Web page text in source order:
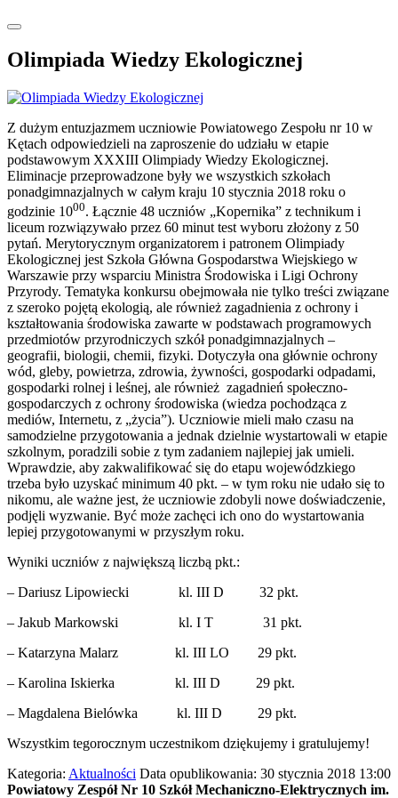
Olimpiada Wiedzy Ekologicznej
Z dużym entuzjazmem uczniowie Powiatowego Zespołu nr 10 w
Kętach odpowiedzieli na zaproszenie do udziału w etapie
podstawowym XXXIII Olimpiady Wiedzy Ekologicznej.
Eliminacje przeprowadzone były we wszystkich szkołach
ponadgimnazjalnych w całym kraju 10 stycznia 2018 roku o
godzinie 1000. Łącznie 48 uczniów „Kopernika” z technikum i
liceum rozwiązywało przez 60 minut test wyboru złożony z 50
pytań. Merytorycznym organizatorem i patronem Olimpiady
Ekologicznej jest Szkoła Główna Gospodarstwa Wiejskiego w
Warszawie przy wsparciu Ministra Środowiska i Ligi Ochrony
Przyrody. Tematyka konkursu obejmowała nie tylko treści związane
z szeroko pojętą ekologią, ale również zagadnienia z ochrony i
kształtowania środowiska zawarte w podstawach programowych
przedmiotów przyrodniczych szkół ponadgimnazjalnych –
geografii, biologii, chemii, fizyki. Dotyczyła ona głównie ochrony
wód, gleby, powietrza, zdrowia, żywności, gospodarki odpadami,
gospodarki rolnej i leśnej, ale również zagadnień społeczno-
gospodarczych z ochrony środowiska (wiedza pochodząca z
mediów, Internetu, z „życia”). Uczniowie mieli mało czasu na
samodzielne przygotowania a jednak dzielnie wystartowali w etapie
szkolnym, poradzili sobie z tym zadaniem najlepiej jak umieli.
Wprawdzie, aby zakwalifikować się do etapu wojewódzkiego
trzeba było uzyskać minimum 40 pkt. – w tym roku nie udało się to
nikomu, ale ważne jest, że uczniowie zdobyli nowe doświadczenie,
podjęli wyzwanie. Być może zachęci ich ono do wystartowania
lepiej przygotowanymi w przyszłym roku.
Wyniki uczniów z największą liczbą pkt.:
– Dariusz Lipowiecki kl. III D 32 pkt.
– Jakub Markowski kl. I T 31 pkt.
– Katarzyna Malarz kl. III LO 29 pkt.
– Karolina Iskierka kl. III D 29 pkt.
– Magdalena Bielówka kl. III D 29 pkt.
Wszystkim tegorocznym uczestnikom dziękujemy i gratulujemy!
Kategoria: Aktualności Data opublikowania: 30 stycznia 2018 13:00
Powiatowy Zespół Nr 10 Szkół Mechaniczno-Elektrycznych im.